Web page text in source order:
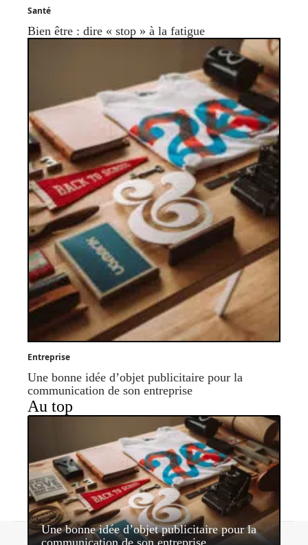
Santé
Bien être : dire « stop » à la fatigue
Entreprise
Une bonne idée d’objet publicitaire pour la
communication de son entreprise
Au top
Une bonne idée d’objet publicitaire pour la
Contact Mentions légales Sitemap